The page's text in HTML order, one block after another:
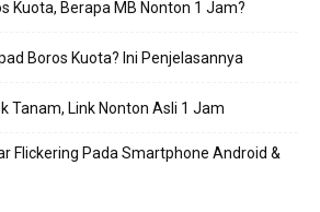
Kuota, Berapa MB Nonton 1 Jam?
Boros Kuota? Ini Penjelasannya
Tanam, Link Nonton Asli 1 Jam
Flickering Pada Smartphone Android &